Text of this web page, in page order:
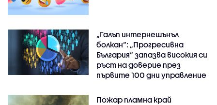
„Галъп интернешънъл
болкан“: „Прогресивна
България“ запазва високия си
ръст на доверие през
първите 100 дни управление
Пожар пламна край